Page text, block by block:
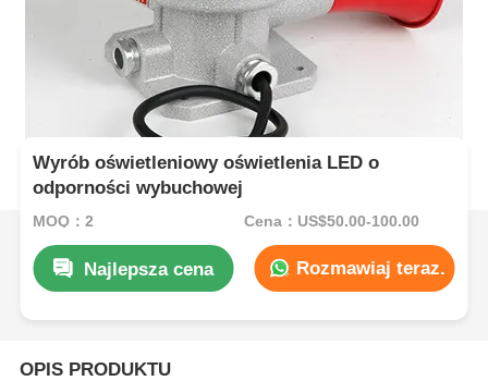
Wyrób oświetleniowy oświetlenia LED o
odporności wybuchowej
MOQ：2 Cena：US$50.00-100.00
Najlepsza cena Rozmawiaj teraz.
OPIS PRODUKTU